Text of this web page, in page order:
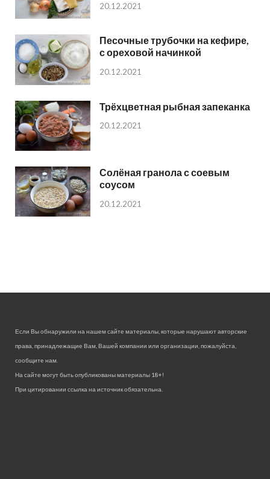
20.12.2021
Песочные трубочки на кефире,
с ореховой начинкой
20.12.2021
Трёхцветная рыбная запеканка
20.12.2021
Солёная гранола с соевым
соусом
20.12.2021
Если Вы обнаружили на нашем сайте материалы, которые нарушают авторские
права, принадлежащие Вам, Вашей компании или организации, пожалуйста,
сообщите нам.
На сайте могут быть опубликованы материалы 18+!
При цитировании ссылка на источник обязательна.